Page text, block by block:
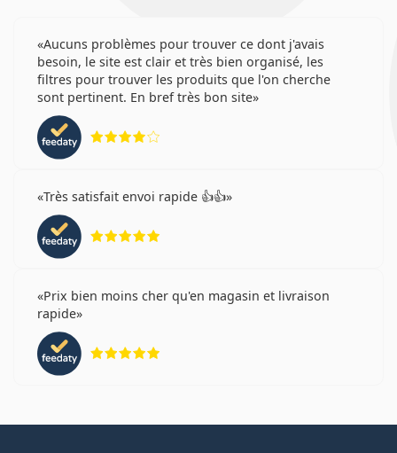
Aucuns problèmes pour trouver ce dont j'avais
besoin, le site est clair et très bien organisé, les
filtres pour trouver les produits que l'on cherche
sont pertinent. En bref très bon site
Très satisfait envoi rapide 👍👍
Prix bien moins cher qu'en magasin et livraison
rapide